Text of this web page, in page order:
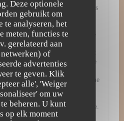
Deze optionele
gebruikt om
te analyseren, het
meten, functies te
gerelateerd aan
of
advertenties
te geven. Klik
alle', 'Weiger
om uw
beheren. U kunt
op elk moment
d'exception à L'Atelier 28 Dès
28 vous plonge dans un
Chaque détail, de
la dernière bouchée, témoigne
la haute gastronomie. Une
Les assiettes servies sont
plat arrive dressé avec une
couleurs vibrantes, jeux de
élégance rare. Mais la beauté ne
les associations de saveurs
audacieuses, et mettent à
d'une fraîcheur irréprochable.
Pour sublimer cette